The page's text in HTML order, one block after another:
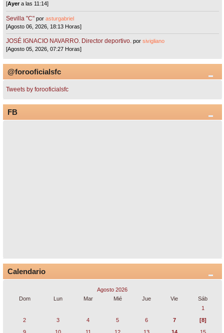
[Ayera las 11:14]
Sevilla "C"porasturgabriel
[Agosto 06, 2026, 18:13 Horas]
JOSÉ IGNACIO NAVARRO. Director deportivo. porsivigliano
[Agosto 05, 2026, 07:27 Horas]
@forooficialsfc
Tweets by forooficialsfc
FB
Calendario
Agosto 2026
Dom
Lun Mar Mié Jue Vie
Sáb
1
2
3 4 5 6 7
[8]
9
10 11 12 13 14 15